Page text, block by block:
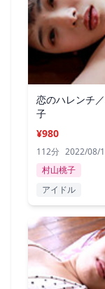
恋のハレンチ
子
¥980
112分 2022/08/
村山桃子
アイドル